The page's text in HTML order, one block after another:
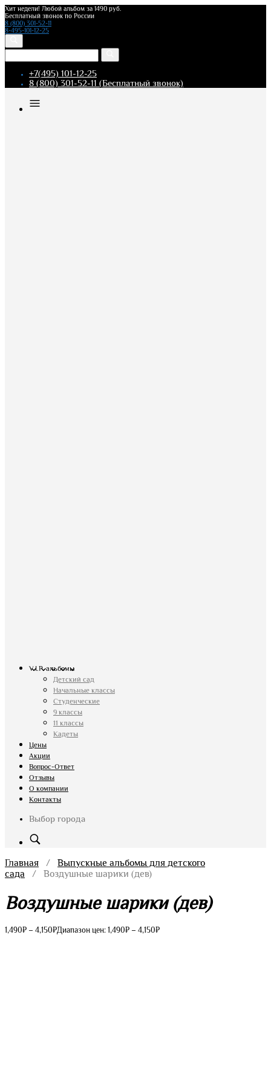
Хит недели! Любой альбом за 1490 руб.
Бесплатный звонок по России
8 (800) 301-52-11
8-495-101-12-25
+7(495) 101-12-25
8 (800) 301-52-11 (Бесплатный звонок)
V.I.P. альбомы
Детский сад
Начальные классы
Студенческие
9 классы
11 классы
Кадеты
Цены
Акции
Вопрос-Ответ
Отзывы
О компании
Контакты
Выбор города
Главная / Выпускные альбомы для детского
сада / Воздушные шарики (дев)
Воздушные шарики (дев)
1,490₽ – 4,150₽Диапазон цен: 1,490₽ – 4,150₽